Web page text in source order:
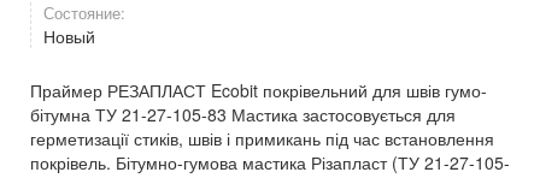
Состояние:
Новый
Праймер РЕЗАПЛАСТ Ecobit покрівельний для швів гумо-
бітумна ТУ 21-27-105-83 Мастика застосовується для
герметизації стиків, швів і примикань під час встановлення
покрівель. Бітумно-гумова мастика Різапласт (ТУ 21-27-105-